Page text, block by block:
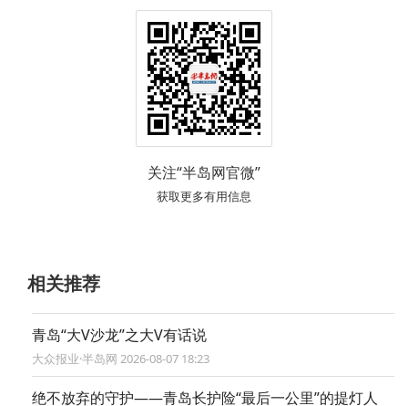
关注“半岛网官微”
获取更多有用信息
相关推荐
青岛“大V沙龙”之大V有话说
大众报业·半岛网 2026-08-07 18:23
绝不放弃的守护——青岛长护险“最后一公里”的提灯人